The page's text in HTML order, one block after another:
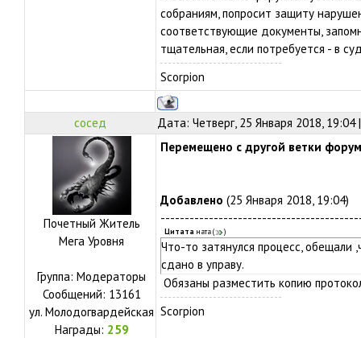
собраниям, попросит защиту
соответствующие документы,
тщательная, если потребуется - в
Scorpion
сосед Дата: Четверг, 25 Января 2018,
Почетный Житель
Мега Уровня
Группа: Модераторы
Сообщений: 13161
ул. Молодогвардейская
Награды: 259
Перемещено с другой ветки
Добавлено (25 Января 2018, 19:04)
Цитата ната( )
Что-то затянулся процесс,
сдано в управу.
Обязаны разместить копию
Scorpion